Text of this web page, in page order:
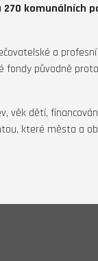
komunálních
a
původně
věk dětí,
které města a